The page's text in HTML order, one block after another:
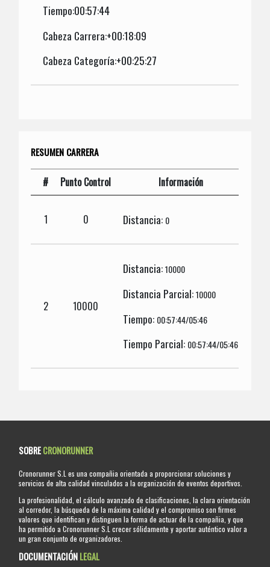
Tiempo:00:57:44
Cabeza Carrera:+00:18:09
Cabeza Categoría:+00:25:27
RESUMEN CARRERA
# Punto Control Información
1 0 Distancia: 0
2 10000
Distancia:10000
Distancia Parcial:10000
Tiempo: 00:57:44/05:46
Tiempo Parcial: 00:57:44/05:46
SOBRECRONORUNNER
Cronorunner S.L es una compañia orientada a proporcionar soluciones y
servicios de alta calidad vinculados a la organización de eventos deportivos.
La profesionalidad, el cálculo avanzado de clasificaciones, la clara orientación
al corredor, la búsqueda de la máxima calidad y el compromiso son firmes
valores que identifican y distinguen la forma de actuar de la compañia, y que
ha permitido a Cronorunner S.L crecer sólidamente y aportar auténtico valor a
un gran conjunto de organizadores.
DOCUMENTACIÓNLEGAL